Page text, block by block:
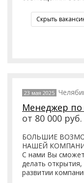
Скрыть
23 мая 2025
Менеджер
от 80 000 руб.
БОЛЬШИЕ
НАШЕЙ
С нами Вы
делать открытия,
развитии